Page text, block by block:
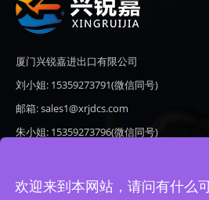
厦门兴锐嘉进出口有限公司
刘小姐: 15359273791(微信同号)
邮箱: sales1@xrjdcs.com
朱小姐: 15359273796(微信同号)
地址: 厦门市翔安区新澳路510号海峡现代城
欢迎来到本网站，请问有什么